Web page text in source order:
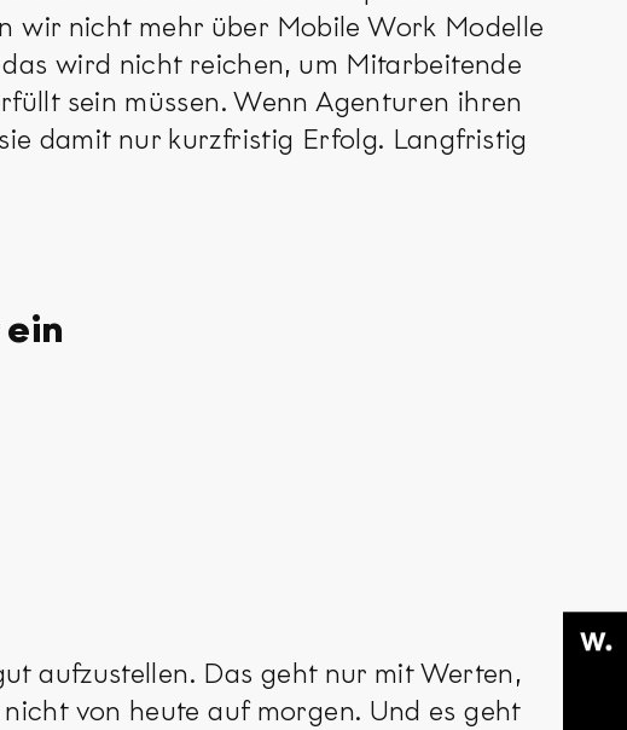
wir nicht mehr über Mobile Work Modelle
wird nicht reichen, um Mitarbeitende
sein müssen. Wenn Agenturen ihren
damit nur kurzfristig Erfolg. Langfristig
aufzustellen. Das geht nur mit Werten,
von heute auf morgen. Und es geht